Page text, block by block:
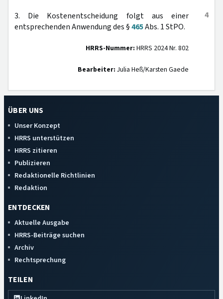
4
3. Die Kostenentscheidung folgt aus einer
entsprechenden Anwendung des §465Abs. 1 StPO.
HRRS-Nummer: HRRS 2024 Nr. 802
Bearbeiter: Julia Heß/Karsten Gaede
ÜBER UNS
Unser Konzept
HRRS unterstützen
HRRS zitieren
Publizieren
Redaktionelle Richtlinien
Redaktion
ENTDECKEN
Aktuelle Ausgabe
HRRS-Beiträge suchen
Archiv
Rechtsprechung
TEILEN